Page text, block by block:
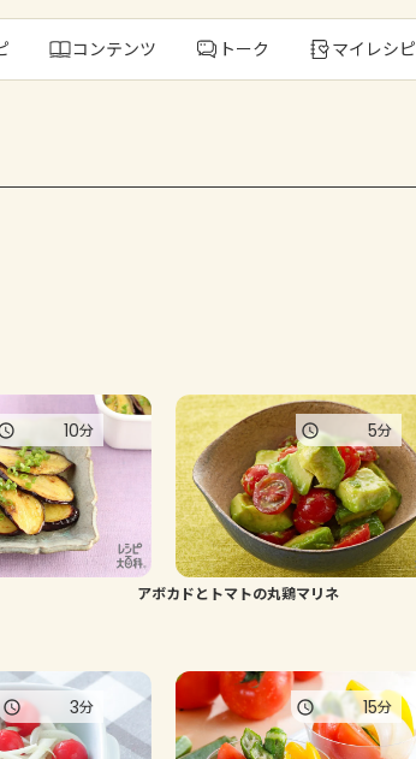
コンテンツ トーク マイレシピ
10分
アボカドとトマトの丸鶏マリネ
5分
3分 15分